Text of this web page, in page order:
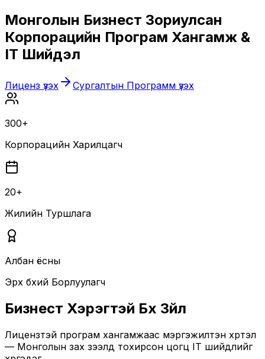
Монголын Бизнест Зориулсан
Корпорацийн Програм Хангамж &
IT Шийдэл
Лиценз үзэх Сургалтын Программ үзэх
300+
Корпорацийн Харилцагч
20+
Жилийн Туршлага
Албан ёсны
Эрх бүхий Борлуулагч
Бизнест Хэрэгтэй Бүх Зүйл
Лицензтэй програм хангамжаас мэргэжилтэн хүртэл
— Монголын зах зээлд тохирсон цогц IT шийдлийг